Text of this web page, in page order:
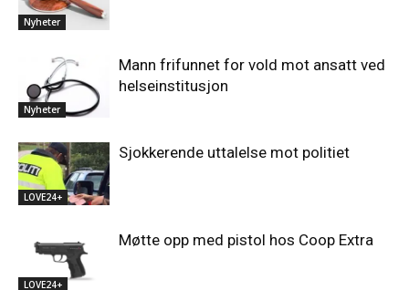
Nyheter
Nyheter
Mann frifunnet for vold mot ansatt ved
helseinstitusjon
LOVE24+
Sjokkerende uttalelse mot politiet
LOVE24+
Møtte opp med pistol hos Coop Extra